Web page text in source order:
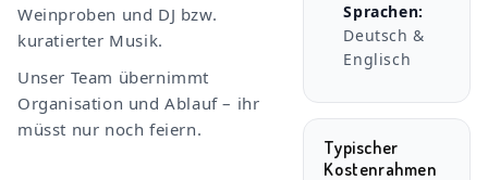
Weinproben und DJ bzw.
kuratierter Musik.
Unser Team übernimmt
Organisation und Ablauf – ihr
müsst nur noch feiern.
Sprachen:
Deutsch &
Englisch
Typischer
Kostenrahmen